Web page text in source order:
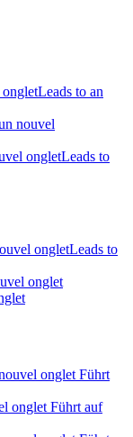
Leads to an
nouvel
ongletLeads to
ongletLeads to
onglet
onglet Führt
onglet Führt auf